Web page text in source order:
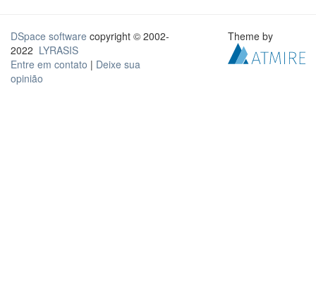
DSpace software copyright © 2002-
2022 LYRASIS
Entre em contato | Deixe sua
opinião
Theme by